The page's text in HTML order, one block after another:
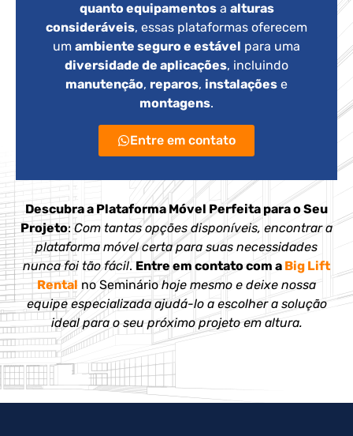
quanto equipamentosa alturas
consideráveis, essas plataformas oferecem
um ambiente seguro e estável para uma
diversidade de aplicações, incluindo
manutenção, reparos, instalações e
montagens.
Entre em contato
Descubra a Plataforma Móvel Perfeita para o Seu
Projeto:Com tantas opções disponíveis, encontrar a
plataforma móvel certa para suas necessidades
nunca foi tão fácil. Entre em contato com a Big Lift
Rental no Semináriohoje mesmo e deixe nossa
equipe especializada ajudá-lo a escolher a solução
ideal para o seu próximo projeto em altura.